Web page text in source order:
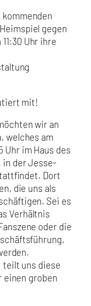
gegen
Uhr ihre
mit!
wir an
welches am
Uhr im Haus des
in der Jesse-
Dort
die uns als
Sei es
Verhältnis
oder die
teilt uns diese
einen groben